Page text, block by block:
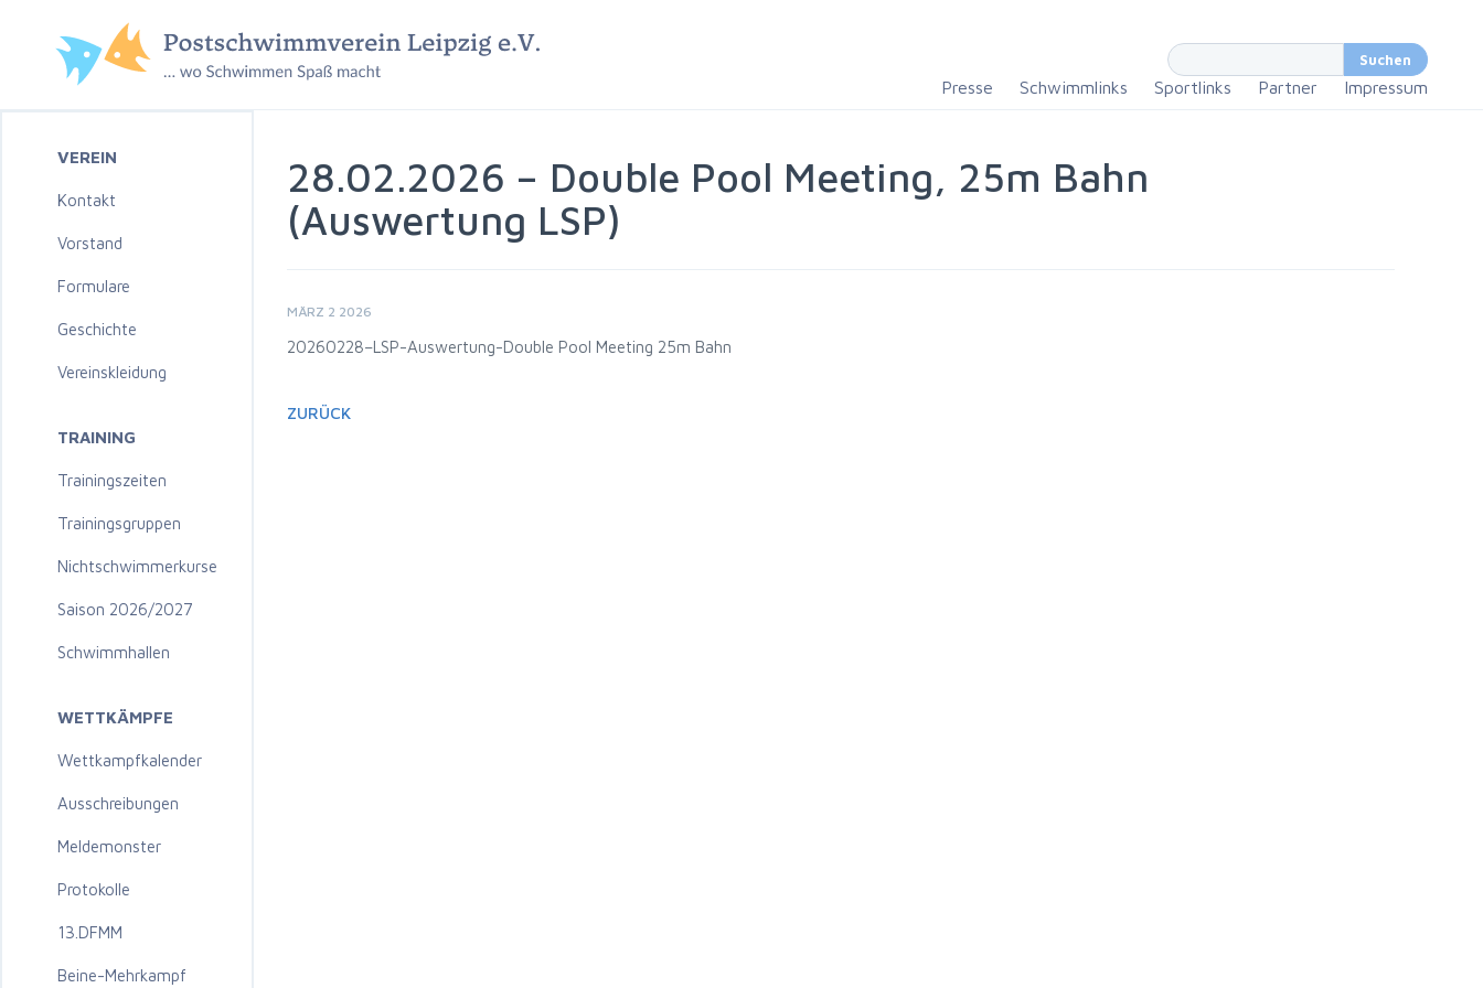
Presse Schwimmlinks Sportlinks Partner Impressum
VEREIN
Kontakt
Vorstand
Formulare
Geschichte
Vereinskleidung
TRAINING
Trainingszeiten
Trainingsgruppen
Nichtschwimmerkurse
Saison 2026/2027
Schwimmhallen
WETTKÄMPFE
Wettkampfkalender
Ausschreibungen
Meldemonster
Protokolle
13.DFMM
Beine-Mehrkampf
28.02.2026 – Double Pool Meeting, 25m Bahn
(Auswertung LSP)
MÄRZ 2 2026
20260228–LSP-Auswertung-Double Pool Meeting 25m Bahn
ZURÜCK